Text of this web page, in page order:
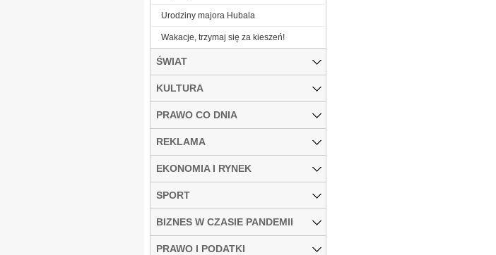
Urodziny majora Hubala
Wakacje, trzymaj się za kieszeń!
ŚWIAT
KULTURA
PRAWO CO DNIA
REKLAMA
EKONOMIA I RYNEK
SPORT
BIZNES W CZASIE PANDEMII
PRAWO I PODATKI